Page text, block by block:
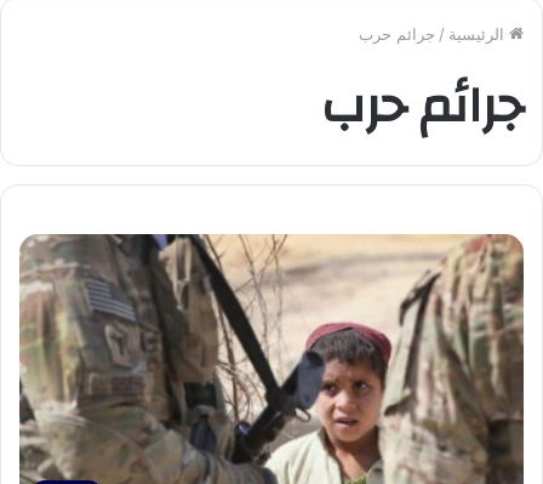
الرئيسية / جرائم حرب
جرائم حرب